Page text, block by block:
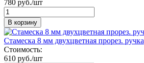
780 руб./шт
В корзину
Стамеска 8 мм двухцветная прорез. ручка
Стоимость:
610 руб./шт